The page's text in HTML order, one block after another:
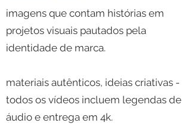
imagens que contam histórias em
projetos visuais pautados pela
identidade de marca.
materiais autênticos, ideias criativas -
todos os vídeos incluem legendas de
áudio e entrega em 4k.